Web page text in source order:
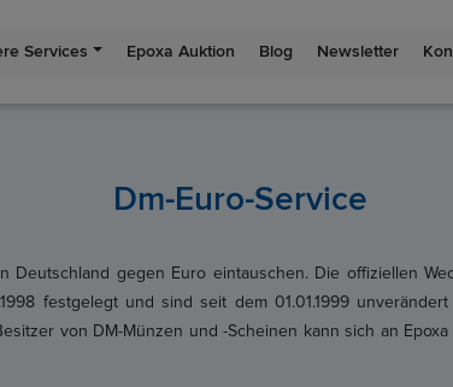
Services Epoxa Auktion Blog Newsletter
Dm-Euro-Service
Deutschland gegen Euro eintauschen. Die offiziellen
festgelegt und sind seit dem 01.01.1999
von DM-Münzen und -Scheinen kann sich an